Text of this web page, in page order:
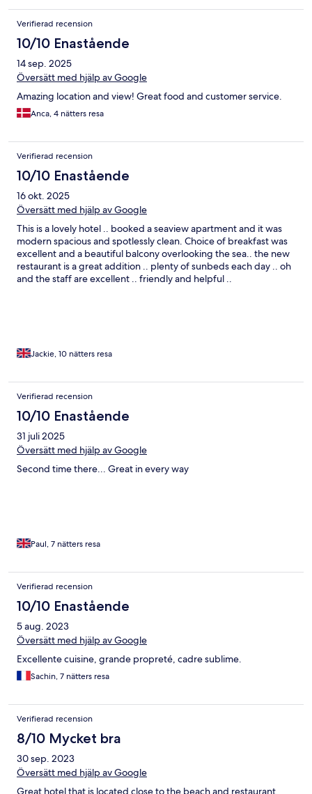
Verifierad recension
10/10 Enastående
14 sep. 2025
Översätt med hjälp av Google
Amazing location and view! Great food and customer service.
Anca, 4 nätters resa
Verifierad recension
10/10 Enastående
16 okt. 2025
Översätt med hjälp av Google
This is a lovely hotel .. booked a seaview apartment and it was
modern spacious and spotlessly clean. Choice of breakfast was
excellent and a beautiful balcony overlooking the sea.. the new
restaurant is a great addition .. plenty of sunbeds each day .. oh
and the staff are excellent .. friendly and helpful ..
Jackie, 10 nätters resa
Verifierad recension
10/10 Enastående
31 juli 2025
Översätt med hjälp av Google
Second time there... Great in every way
Paul, 7 nätters resa
Verifierad recension
10/10 Enastående
5 aug. 2023
Översätt med hjälp av Google
Excellente cuisine, grande propreté, cadre sublime.
Sachin, 7 nätters resa
Verifierad recension
8/10 Mycket bra
30 sep. 2023
Översätt med hjälp av Google
Great hotel that is located close to the beach and restaurant.